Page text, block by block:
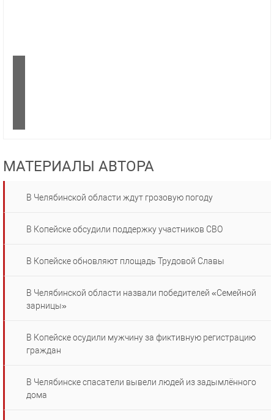
МАТЕРИАЛЫ АВТОРА
В Челябинской области ждут грозовую погоду
В Копейске обсудили поддержку участников СВО
В Копейске обновляют площадь Трудовой Славы
В Челябинской области назвали победителей «Семейной
зарницы»
В Копейске осудили мужчину за фиктивную регистрацию
граждан
В Челябинске спасатели вывели людей из задымлённого
дома